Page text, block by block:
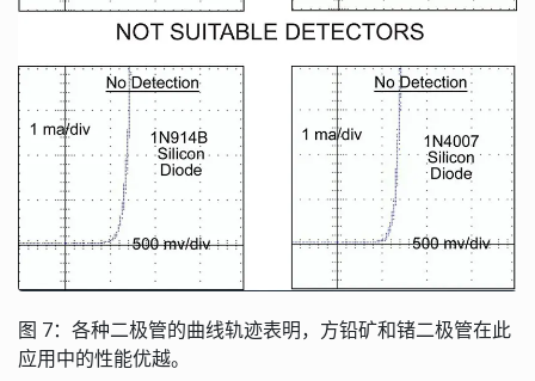
图 7：各种二极管的曲线轨迹表明，方铅矿和锗二极管在此
应用中的性能优越。